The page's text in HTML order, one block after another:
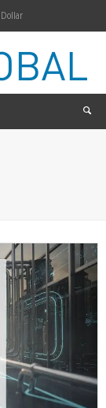
Prozent gesenkt
SaaS verspricht
Dollar